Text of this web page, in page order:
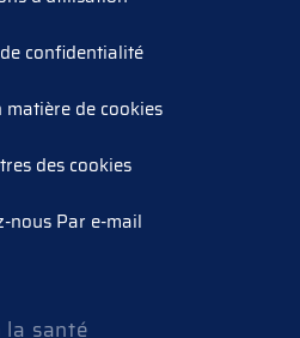
confidentialité
de cookies
des cookies
nous Par e-mail
santé